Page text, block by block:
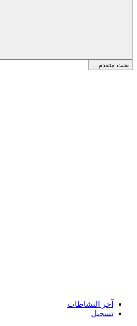
بحث متقدم…
آخر النشاطات
تسجيل